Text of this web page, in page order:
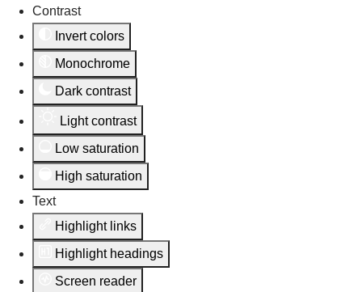
Contrast
Invert colors
Monochrome
Dark contrast
Light contrast
Low saturation
High saturation
Text
Highlight links
Highlight headings
Screen reader